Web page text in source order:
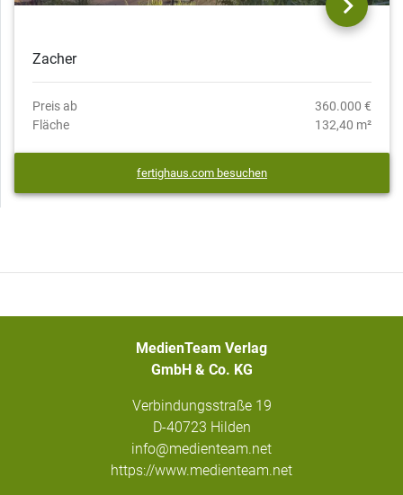
Zacher
Preis ab
360.000 €
Fläche
132,40 m²
fertighaus.com besuchen
MedienTeam Verlag
GmbH & Co. KG
Verbindungsstraße 19
D-40723 Hilden
info@medienteam.net
https://www.medienteam.net